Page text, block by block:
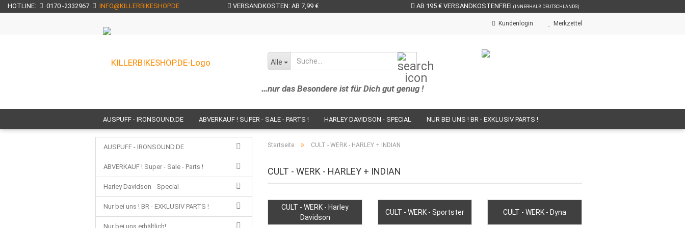
HOTLINE: 0170 -2332967 INFO@KILLERBIKESHOP.DE VERSANDKOSTEN: AB 7,99 € AB 195 € VERSANDKOSTENFREI (INNERHALB DEUTSCHLANDS)
…nur das Besondere ist für Dich gut genug !
Kundenlogin Merkzettel
Alle
AUSPUFF - IRONSOUND.DE ABVERKAUF ! SUPER - SALE - PARTS ! HARLEY DAVIDSON - SPECIAL NUR BEI UNS ! BR - EXKLUSIV PARTS !
NUR BEI UNS ERHÄLTLICH! NEU BEI UNS IM SHOP!
METALLPARTS // LENKER / RISER / SPIEGEL / BREMS- U. KUPPLUNGSHEBEL / GASGRIFFE
TOURING - PARTS / WINDSHIELDS / GEPÄCKTRÄGER / KOFFER UVM.
Startseite » CULT - WERK - HARLEY + INDIAN
CULT - WERK - HARLEY + INDIAN
CULT - WERK - Harley
Davidson
CULT - WERK - Sportster CULT - WERK - Dyna
AUSPUFF - IRONSOUND.DE
ABVERKAUF ! Super - Sale - Parts !
Harley Davidson - Special
Nur bei uns ! BR - EXKLUSIV PARTS !
Nur bei uns erhältlich!